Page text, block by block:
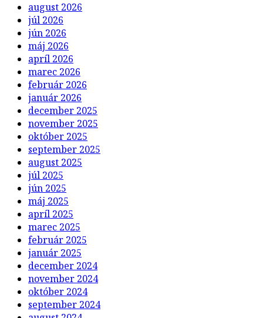
august 2026
júl 2026
jún 2026
máj 2026
apríl 2026
marec 2026
február 2026
január 2026
december 2025
november 2025
október 2025
september 2025
august 2025
júl 2025
jún 2025
máj 2025
apríl 2025
marec 2025
február 2025
január 2025
december 2024
november 2024
október 2024
september 2024